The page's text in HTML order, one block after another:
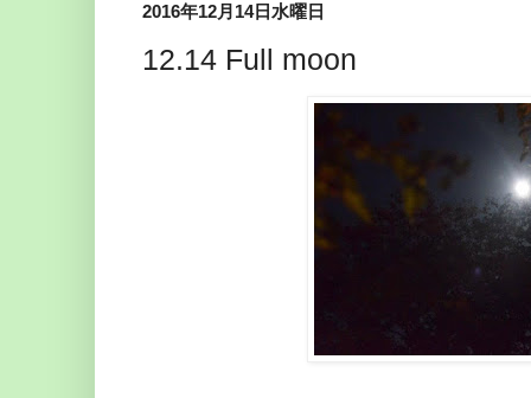
2016年12月14日水曜日
12.14 Full moon